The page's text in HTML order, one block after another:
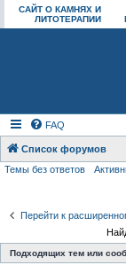
САЙТ О КАМНЯХ И
ЛИТОТЕРАПИИ
FAQ
Список форумов
Темы без ответов
Перейти к
Подходящих тем или